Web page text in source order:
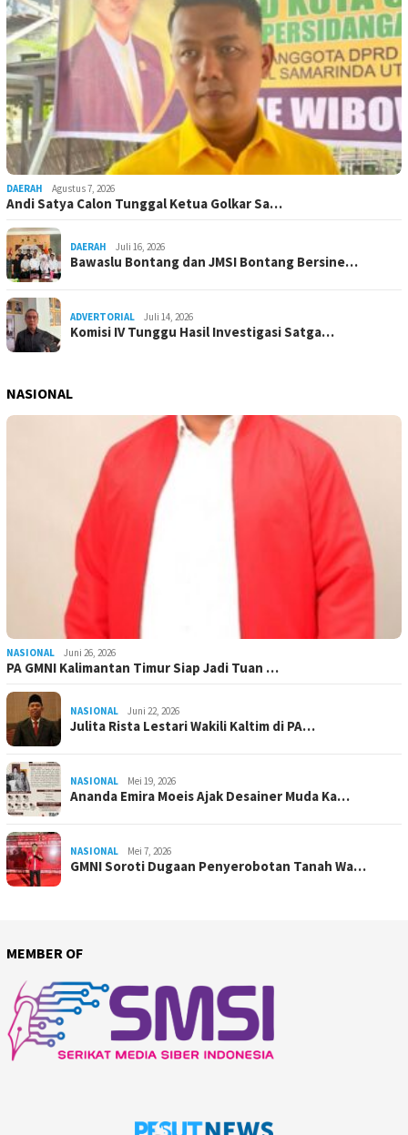
DAERAH Agustus 7, 2026
Andi Satya Calon Tunggal Ketua Golkar Sa…
DAERAH Juli 16, 2026
Bawaslu Bontang dan JMSI Bontang Bersine…
ADVERTORIAL Juli 14, 2026
Komisi IV Tunggu Hasil Investigasi Satga…
NASIONAL
NASIONAL Juni 26, 2026
PA GMNI Kalimantan Timur Siap Jadi Tuan …
NASIONAL Juni 22, 2026
Julita Rista Lestari Wakili Kaltim di PA…
NASIONAL Mei 19, 2026
Ananda Emira Moeis Ajak Desainer Muda Ka…
NASIONAL Mei 7, 2026
GMNI Soroti Dugaan Penyerobotan Tanah Wa…
MEMBER OF